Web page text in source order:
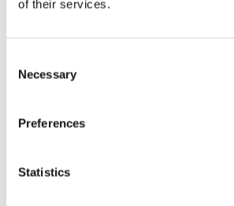
of their services.
Selection
Necessary
Preferences
Statistics
60 cm / 600 mm
Type